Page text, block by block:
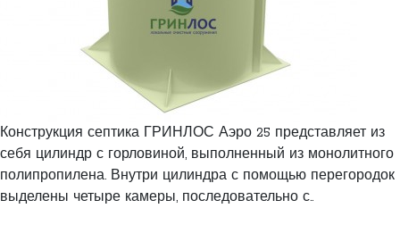
Конструкция септика ГРИНЛОС Аэро 25 представляет из
себя цилиндр с горловиной, выполненный из монолитного
полипропилена. Внутри цилиндра с помощью перегородок
выделены четыре камеры, последовательно с..